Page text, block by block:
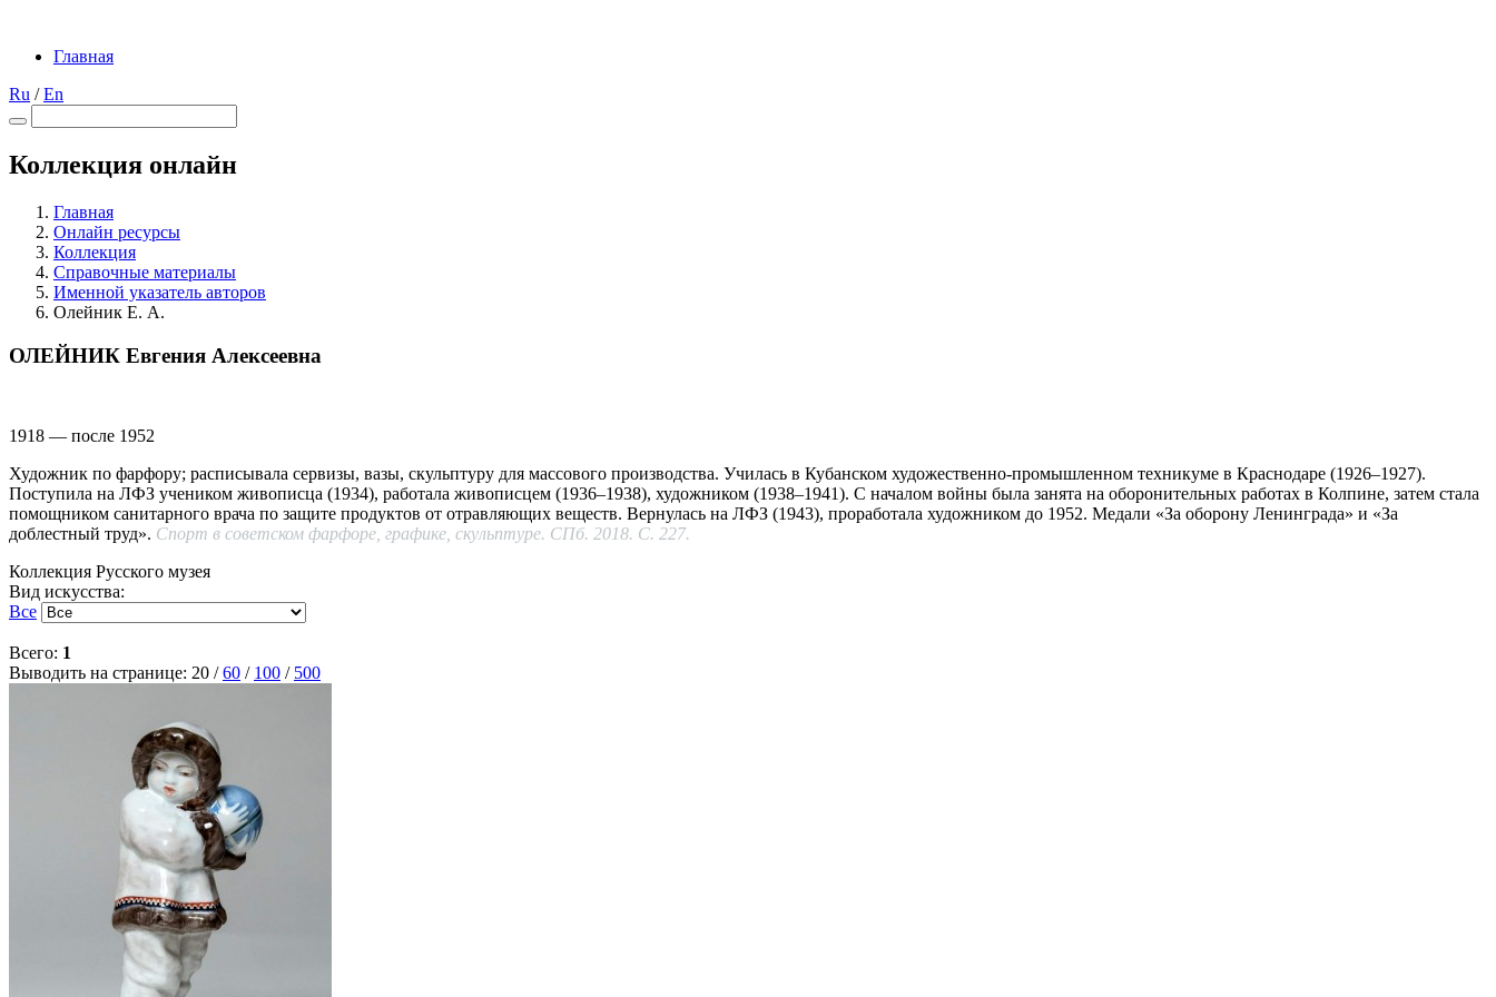
Главная
Ru /En
Коллекция онлайн
Главная
Онлайн ресурсы
Коллекция
Справочные материалы
Именной указатель авторов
Олейник Е. А.
ОЛЕЙНИК Евгения Алексеевна
1918 — после 1952
Художник по фарфору; расписывала сервизы, вазы, скульптуру для массового производства. Училась в Кубанском художественно-промышленном техникуме в Краснодаре (1926–1927).
Поступила на ЛФЗ учеником живописца (1934), работала живописцем (1936–1938), художником (1938–1941). С началом войны была занята на оборонительных работах в Колпине, затем стала
помощником санитарного врача по защите продуктов от отравляющих веществ. Вернулась на ЛФЗ (1943), проработала художником до 1952. Медали «За оборону Ленинграда» и «За
доблестный труд». Спорт в советском фарфоре, графике, скульптуре. СПб. 2018. С. 227.
Коллекция Русского музея
Вид искусства:
Все
Всего: 1
Выводить на странице: 20 /60 / 100 / 500